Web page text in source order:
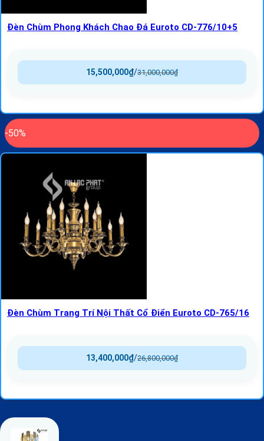
Đèn Chùm Phong Khách Chao Đá Euroto CD-776/10+5
31,000,000₫
/
15,500,000₫
-50%
Đèn Chùm Trang Trí Nội Thất Cổ Điển Euroto CD-765/16
26,800,000₫
/
13,400,000₫